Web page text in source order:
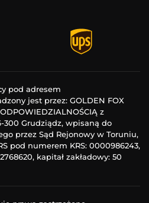
pod adresem
jest przez: GOLDEN FOX
z
300 Grudziądz, wpisaną do
przez Sąd Rejonowy w Toruniu,
pod numerem KRS: 0000986243,
kapitał zakładowy: 50